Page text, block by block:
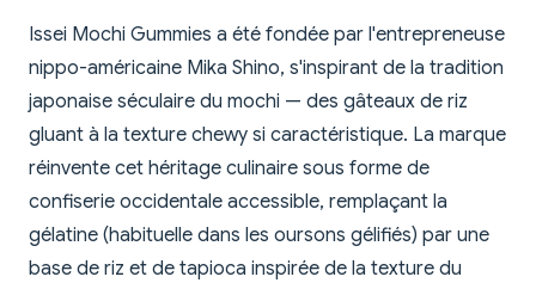
Issei Mochi Gummies a été fondée par l'entrepreneuse
nippo-américaine Mika Shino, s'inspirant de la tradition
japonaise séculaire du mochi — des gâteaux de riz
gluant à la texture chewy si caractéristique. La marque
réinvente cet héritage culinaire sous forme de
confiserie occidentale accessible, remplaçant la
gélatine (habituelle dans les oursons gélifiés) par une
base de riz et de tapioca inspirée de la texture du